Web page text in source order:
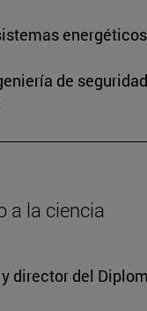
de
a la ciencia
director del